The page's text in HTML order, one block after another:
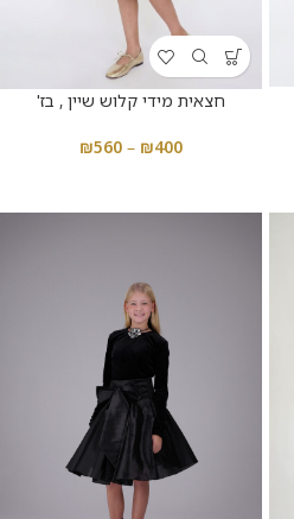
חצאית מידי קלוש שיין , בז'
₪400
–
₪560